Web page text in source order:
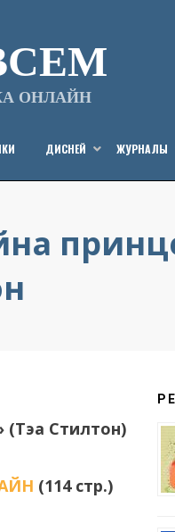
ОНЛАЙН
ДИСНЕЙ ЖУРНАЛЫ
(Тэа Стилтон)
(114 стр.)